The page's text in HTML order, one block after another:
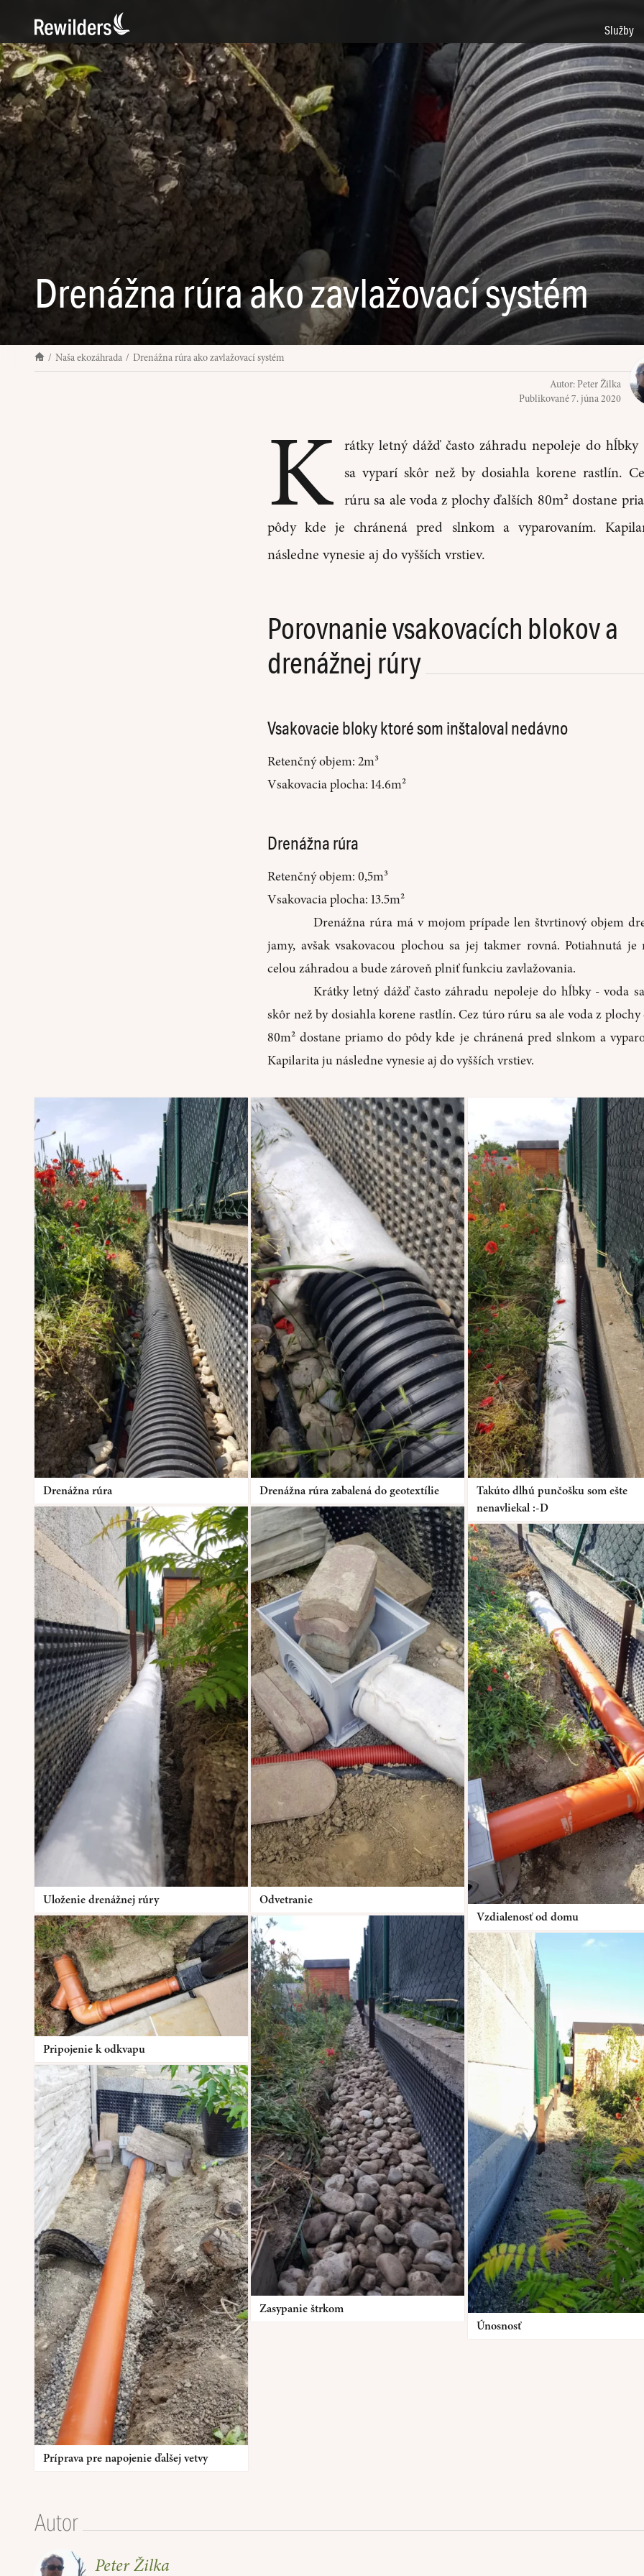
Služby
Drenážna rúra ako zavlažovací systém
Naša ekozáhrada
Drenážna rúra ako zavlažovací systém
Autor:Peter Žilka
Publikované7. júna 2020
K rátky letný dážď často záhradu nepoleje do hĺbky
sa vyparí skôr než by dosiahla korene rastlín.
rúru sa ale voda z plochy ďalších 80m² dostane
pôdy kde je chránená pred slnkom a vyparovaním.
následne vynesie aj do vyšších vrstiev.
Porovnanie vsakovacích blokov a
drenážnej rúry
Vsakovacie bloky ktoré som inštaloval nedávno
Retenčný objem: 2m³
Vsakovacia plocha: 14.6m²
Drenážna rúra
Retenčný objem: 0,5m³
Vsakovacia plocha: 13.5m²
Drenážna rúra má v mojom prípade len štvrtinový objem
jamy, avšak vsakovacou plochou sa jej takmer rovná. Potiahnutá je
celou záhradou a bude zároveň plniť funkciu zavlažovania.
Krátky letný dážď často záhradu nepoleje do hĺbky - voda
skôr než by dosiahla korene rastlín. Cez túro rúru sa ale voda z
80m² dostane priamo do pôdy kde je chránená pred slnkom a
Kapilarita ju následne vynesie aj do vyšších vrstiev.
Drenážna rúra Drenážna rúra zabalená do geotextílie
Takúto dlhú punčošku som ešte
nenavliekal :-D
Uloženie drenážnej rúry
Odvetranie
Vzdialenosť od domu
Pripojenie k odkvapu
Zasypanie štrkom
Únosnosť
Príprava pre napojenie ďalšej vetvy
Autor
Peter Žilka